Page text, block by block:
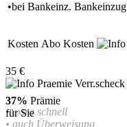
•bei Bankeinz. Bankeinzug
Kosten Abo Kosten
35 €
37% Prämie
für Sie
• extra schnell
• auch Überweisung